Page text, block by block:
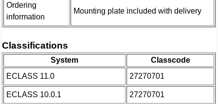
Ordering
information
Mounting plate included with delivery
Classifications
System
Classcode
ECLASS 11.0
27270701
ECLASS 10.0.1 27270701